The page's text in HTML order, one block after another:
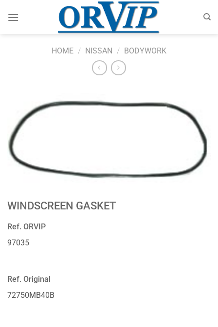
HOME / NISSAN / BODYWORK
WINDSCREEN GASKET
Ref. ORVIP
97035
Ref. Original
72750MB40B